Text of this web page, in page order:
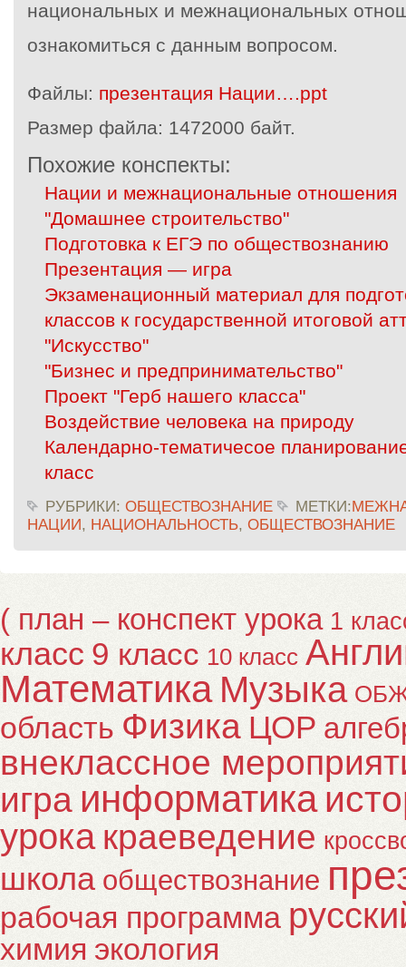
национальных и межнациональных
ознакомиться с данным вопросом.
Файлы: презентация Нации….ppt
Размер файла: 1472000 байт.
Похожие конспекты:
Нации и межнациональные отношения
"Домашнее строительство"
Подготовка к ЕГЭ по обществознанию
Презентация — игра
Экзаменационный материал для
классов к государственной итоговой
"Искусство"
"Бизнес и предпринимательство"
Проект "Герб нашего класса"
Воздействие человека на природу
Календарно-тематичесое
класс
РУБРИКИ: ОБЩЕСТВОЗНАНИЕ МЕТКИ:
НАЦИИ, НАЦИОНАЛЬНОСТЬ, ОБЩЕСТВОЗНАНИЕ
( план – конспект урока 1
класс 9 класс 10 класс
Математика Музыка
область Физика ЦОР
внеклассное
игра информатика
урока краеведение
школа обществознание
рабочая программа
химия экология